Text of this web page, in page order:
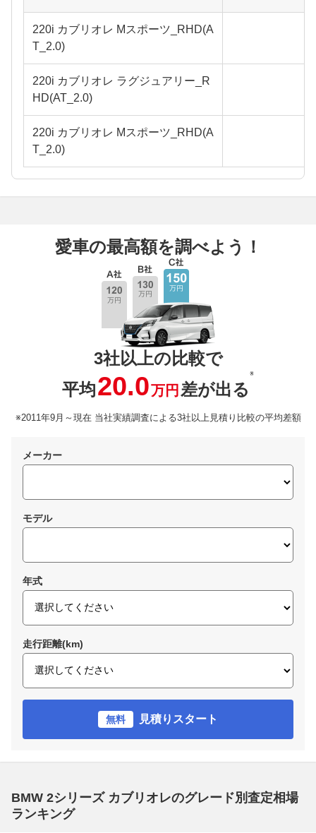
220i カブリオレ Mスポーツ_RHD(A
T_2.0)
220i カブリオレ ラグジュアリー_R
HD(AT_2.0)
220i カブリオレ Mスポーツ_RHD(A
T_2.0)
愛車の最高額を調べよう！
3社以上の比較で
平均20.0万円 差が出る
※
※2011年9月～現在 当社実績調査による3社以上見積り比較の平均差額
メーカー
モデル
年式
走行距離(km)
無料 見積りスタート
BMW 2シリーズ カブリオレのグレード別査定相場
ランキング